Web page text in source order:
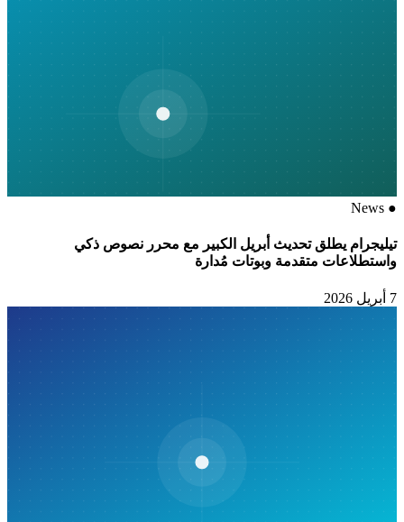
●
News
تيليجرام يطلق تحديث أبريل الكبير مع محرر نصوص ذكي
واستطلاعات متقدمة وبوتات مُدارة